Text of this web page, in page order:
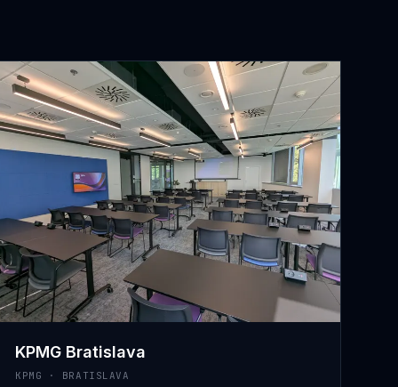
KPMG Bratislava
KPMG · BRATISLAVA